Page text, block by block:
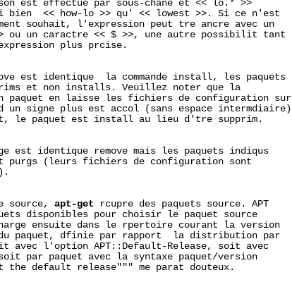
est effectue par sous-chane et << lo.* >>
bien  << how-lo >> qu' << lowest >>. Si ce n'est
souhait, l'expression peut tre ancre avec un
ou un caractre << $ >>, une autre possibilit tant
plus prcise.
est identique  la commande install, les paquets
et non installs. Veuillez noter que la
paquet en laisse les fichiers de configuration sur
un signe plus est accol (sans espace intermdiaire)
le paquet est install au lieu d'tre supprim.
est identique remove mais les paquets indiqus
purgs (leurs fichiers de configuration sont
source,
apt-get rcupre des paquets source. APT
disponibles pour choisir le paquet source
ensuite dans le rpertoire courant la version
paquet, dfinie par rapport  la distribution par
avec l'option APT::Default-Release, soit avec
par paquet avec la syntaxe paquet/version
the default release""" me parat douteux.